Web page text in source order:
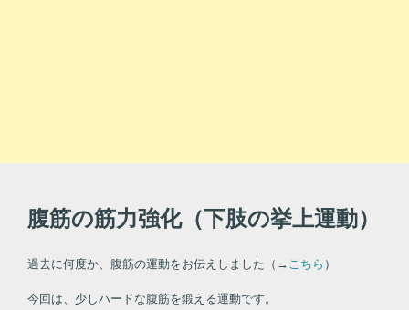
腹筋の筋力強化（下肢の挙上運動）
過去に何度か、腹筋の運動をお伝えしました（→ こちら ）
今回は、少しハードな腹筋を鍛える運動です。